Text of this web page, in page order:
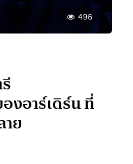
496
งอาร์เดิร์น ที่
ย